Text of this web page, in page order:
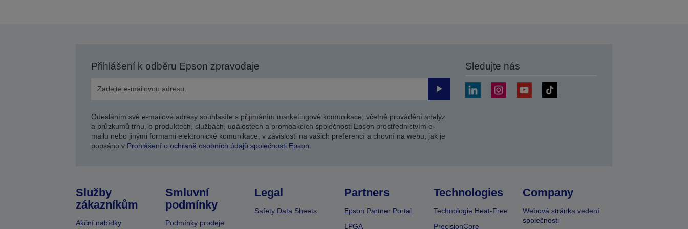
Přihlášení k odběru Epson zpravodaje
Odeslat
Odesláním své e-mailové adresy souhlasíte s přijímáním marketingové komunikace, včetně provádění analýz
a průzkumů trhu, o produktech, službách, událostech a promoakcích společnosti Epson prostřednictvím e-
mailu nebo jinými formami elektronické komunikace, v závislosti na vašich preferencí a chovní na webu, jak je
popsáno v Prohlášení o ochraně osobních údajů společnosti Epson
Sledujte nás
Služby
zákazníkům
Akční nabídky
Smluvní
podmínky
Podmínky prodeje
Legal
Safety Data Sheets
Partners
Epson Partner Portal
LPGA
Technologies
Technologie Heat-Free
PrecisionCore
Company
Webová stránka vedení
společnosti